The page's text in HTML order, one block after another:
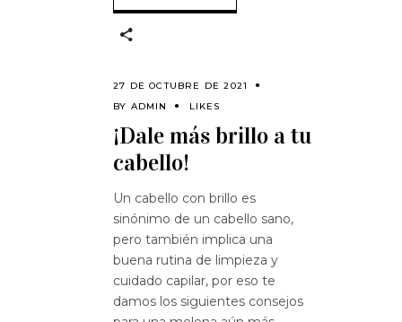
27 DE OCTUBRE DE 2021
BY ADMIN LIKES
¡Dale más brillo a tu
cabello!
Un cabello con brillo es
sinónimo de un cabello sano,
pero también implica una
buena rutina de limpieza y
cuidado capilar, por eso te
damos los siguientes consejos